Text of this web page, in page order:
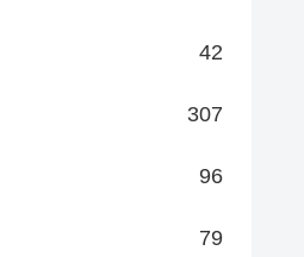
42
307
96
79